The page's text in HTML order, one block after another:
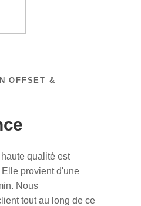
OFFSET &
qualité est
provient d'une
Nous
tout au long de ce